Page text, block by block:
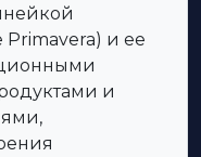
Primavera) и ее
и